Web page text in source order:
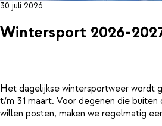
30 juli 2026
Wintersport 2026-
Het dagelijkse wintersportweer wordt
t/m 31 maart. Voor degenen die
willen posten, maken we regelmatig